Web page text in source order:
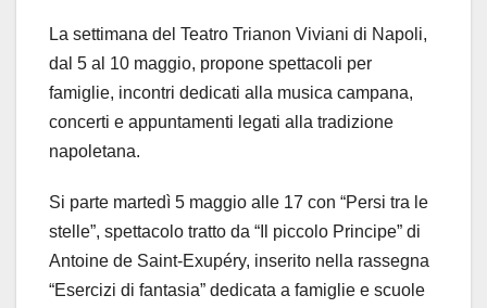
La settimana del Teatro Trianon Viviani di Napoli,
dal 5 al 10 maggio, propone spettacoli per
famiglie, incontri dedicati alla musica campana,
concerti e appuntamenti legati alla tradizione
napoletana.
Si parte martedì 5 maggio alle 17 con “Persi tra le
stelle”, spettacolo tratto da “Il piccolo Principe” di
Antoine de Saint-Exupéry, inserito nella rassegna
“Esercizi di fantasia” dedicata a famiglie e scuole